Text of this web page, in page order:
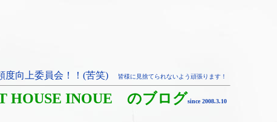
度向上委員会！！(苦笑) 皆様に見捨てられないよう頑張ります！
HOUSE INOUE のブログsince 2008.3.10